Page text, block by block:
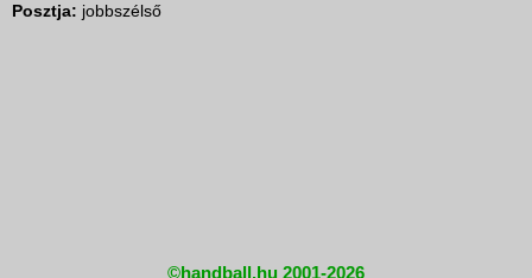
Posztja: jobbszélső
©handball.hu 2001-2026